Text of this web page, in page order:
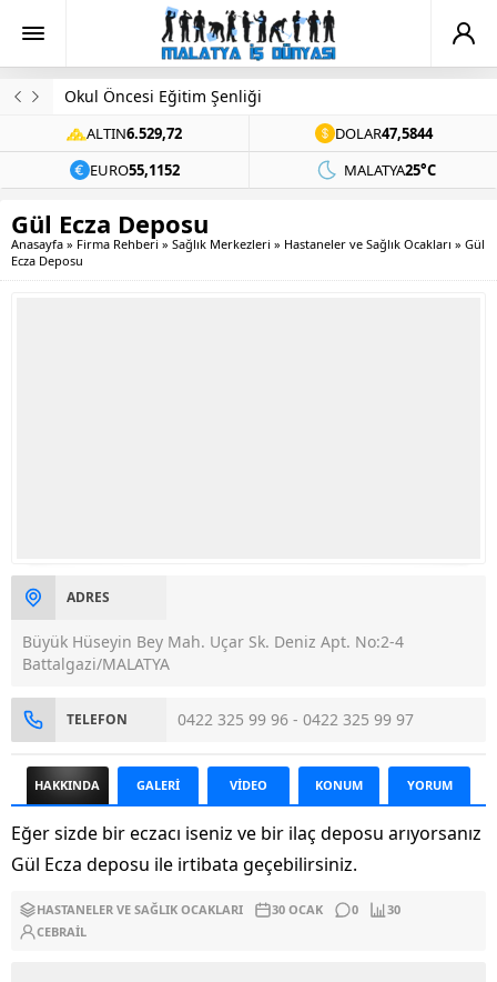
Okul Öncesi Eğitim Şenliği
ALTIN6.529,72 DOLAR47,5844
EURO55,1152 MALATYA25°C
Gül Ecza Deposu
Anasayfa » Firma Rehberi » Sağlık Merkezleri » Hastaneler ve Sağlık Ocakları » Gül
Ecza Deposu
ADRES
Büyük Hüseyin Bey Mah. Uçar Sk. Deniz Apt. No:2-4
Battalgazi/MALATYA
TELEFON 0422 325 99 96 - 0422 325 99 97
HAKKINDA GALERİ VİDEO KONUM YORUM
Eğer sizde bir eczacı iseniz ve bir ilaç deposu arıyorsanız
Gül Ecza deposu ile irtibata geçebilirsiniz.
HASTANELER VE SAĞLIK OCAKLARI 30 OCAK 0
30
CEBRAIL